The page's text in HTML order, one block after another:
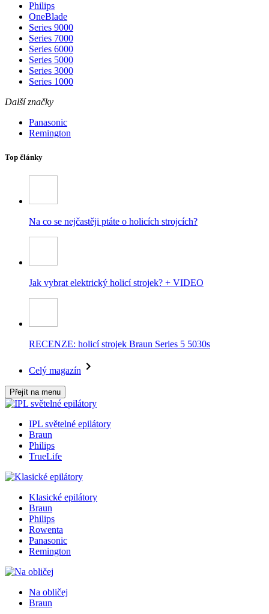
Philips
OneBlade
Series 9000
Series 7000
Series 6000
Series 5000
Series 3000
Series 1000
Další značky
Panasonic
Remington
Top články
Na co se nejčastěji ptáte o holicích strojcích?
Jak vybrat elektrický holicí strojek? + VIDEO
RECENZE: holicí strojek Braun Series 5 5030s
Celý magazín
Přejít na menu
IPL světelné epilátory
Braun
Philips
TrueLife
Klasické epilátory
Braun
Philips
Rowenta
Panasonic
Remington
Na obličej
Braun